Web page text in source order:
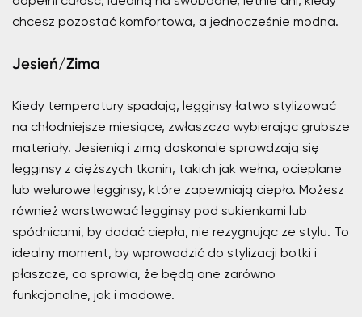
chcesz pozostać komfortowa, a jednocześnie modna.
Jesień/Zima
Kiedy temperatury spadają, legginsy łatwo stylizować
na chłodniejsze miesiące, zwłaszcza wybierając grubsze
materiały. Jesienią i zimą doskonale sprawdzają się
legginsy z cięższych tkanin, takich jak wełna, ocieplane
lub welurowe legginsy, które zapewniają ciepło. Możesz
również warstwować legginsy pod sukienkami lub
spódnicami, by dodać ciepła, nie rezygnując ze stylu. To
idealny moment, by wprowadzić do stylizacji botki i
płaszcze, co sprawia, że będą one zarówno
funkcjonalne, jak i modowe.